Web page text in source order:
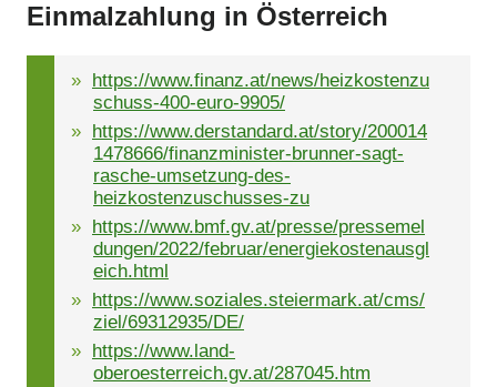
Einmalzahlung in Österreich
https://www.finanz.at/news/heizkostenzu
schuss-400-euro-9905/
https://www.derstandard.at/story/200014
1478666/finanzminister-brunner-sagt-
rasche-umsetzung-des-
heizkostenzuschusses-zu
https://www.bmf.gv.at/presse/pressemel
dungen/2022/februar/energiekostenausgl
eich.html
https://www.soziales.steiermark.at/cms/
ziel/69312935/DE/
https://www.land-
oberoesterreich.gv.at/287045.htm